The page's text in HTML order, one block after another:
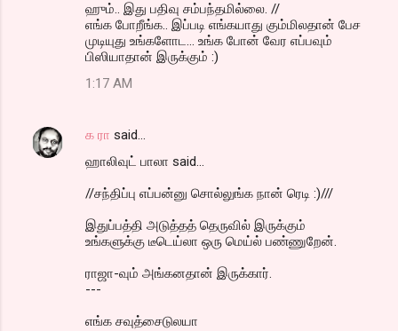
ஹும்.. இது பதிவு சம்பந்தமில்லை. //
எங்க போறீங்க.. இப்படி எங்கயாது கும்மிலதான் பேச
முடியுது உங்களோட... உங்க போன் வேர எப்பவும்
பிஸியாதான் இருக்கும் :)
1:17 AM
க ரா said…
ஹாலிவுட் பாலா said...
//சந்திப்பு எப்பன்னு சொல்லுங்க நான் ரெடி :)///
இதுப்பத்தி அடுத்தத் தெருவில் இருக்கும்
உங்களுக்கு டீடெய்லா ஒரு மெய்ல் பண்ணுறேன்.
ராஜா-வும் அங்கனதான் இருக்கார்.
---
எங்க சவுத்சைடுலயா